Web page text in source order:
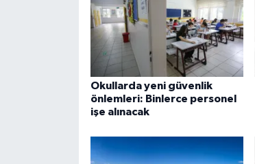
Okullarda yeni güvenlik
önlemleri: Binlerce personel
işe alınacak